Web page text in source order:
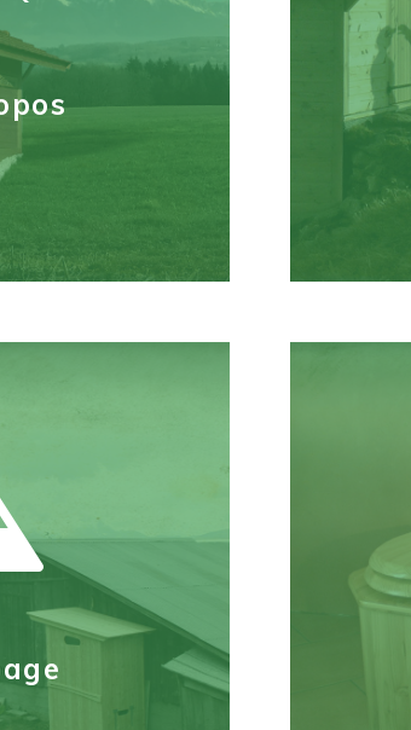
collectivités et sites
public, quelle que soit
du lieu.
sans "o"
pour la maison